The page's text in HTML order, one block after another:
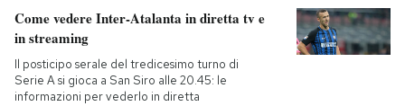
Come vedere Inter-Atalanta in diretta tv e
in streaming
Il posticipo serale del tredicesimo turno di
Serie A si gioca a San Siro alle 20.45: le
informazioni per vederlo in diretta